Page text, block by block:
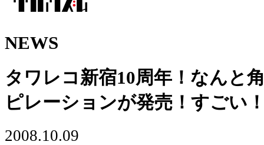
NEWS
タワレコ新宿10周年！なんと
ピレーションが発売！すごい
2008.10.09